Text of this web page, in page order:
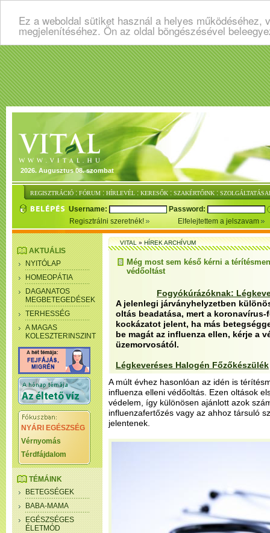
Ez a weboldal sütiket használ a helyes
megjelenítéséhez. Ön az oldal böngészésével
2026. Augusztus 08. szombat
REGISZTRÁCIÓ : FÓRUM : HÍRLEVÉL : KERESŐK : SZAKÉRTŐINK :
Username:
Password:
Regisztrálni szeretnék!
Elfelejtettem a jelszavam
AKTUÁLIS
NYITÓLAP
HOMEOPÁTIA
DAGANATOS
MEGBETEGEDÉSEK
TERHESSÉG
A MAGAS
KOLESZTERINSZINT
NYÁRI EGÉSZSÉG
Vérnyomás
Térdfájdalom
TÉMÁINK
BETEGSÉGEK
BABA-MAMA
EGÉSZSÉGES
ÉLETMÓD
VITAL»HÍREK ARCHÍVUM
Még most sem késő kérni a
védőoltást
Fogyókúrázóknak:
A jelenlegi járványhelyzetben
oltás beadatása, mert a koronavírus-
kockázatot jelent, ha más
be magát az influenza ellen, kérje a
üzemorvosától.
Légkeveréses Halogén Főzőkészülék
A múlt évhez hasonlóan az idén is
influenza elleni védőoltás. Ezen oltások
védelem, így különösen ajánlott azok
influenzafertőzés vagy az ahhoz társuló
jelentenek.